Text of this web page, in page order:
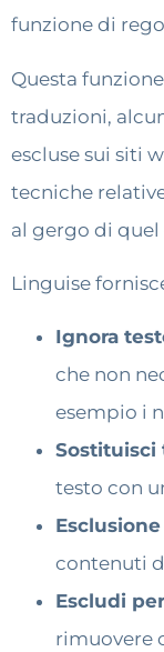
funzione di
Questa
traduzioni,
escluse sui siti
tecniche
al gergo di quel
Linguise
Ignora
che non
esempio i
Sostituisci
testo con
contenuti
Escludi
rimuovere